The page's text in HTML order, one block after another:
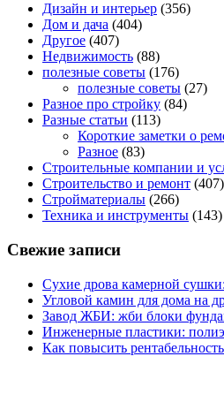
Дизайн и интерьер (356)
Дом и дача (404)
Другое (407)
Недвижимость (88)
полезные советы (176)
полезные советы (27)
Разное про стройку (84)
Разные статьи (113)
Короткие заметки о
Разное (83)
Строительные компании и
Строительство и ремонт (407)
Стройматериалы (266)
Техника и инструменты (143)
Свежие записи
Сухие дрова камерной
Угловой камин для дома на
Завод ЖБИ: жби блоки
Инженерные пластики:
Как повысить